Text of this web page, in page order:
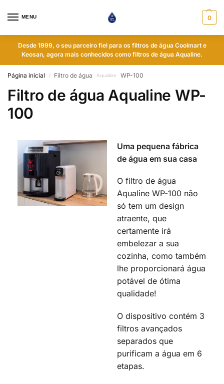
MENU 0
Desde 1999, o seu parceiro fiel para os filtros de água Coolmart e
Keosan, agora mais conhecidos como filtros de água Aqualine.
Página inicial / Filtro de água Aqualine WP-100
Filtro de água Aqualine WP-
100
Uma pequena fábrica
de água em sua casa
O filtro de água
Aqualine WP-100 não
só tem um design
atraente, que
certamente irá
embelezar a sua
cozinha, como também
lhe proporcionará água
potável de ótima
qualidade!
O dispositivo contém 3
filtros avançados
separados que
purificam a água em 6
etapas.